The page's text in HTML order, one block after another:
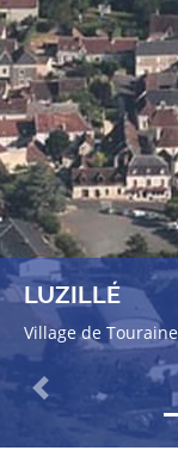
LUZILLÉ
Village de
Previous